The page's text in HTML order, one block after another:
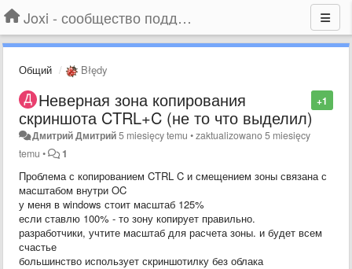
Joxi - сообщество поддержки
Общий Błędy
+1
Неверная зона копирования
скриншота CTRL+C (не то что выделил)
Дмитрий Дмитрий5 miesięcy temu •zaktualizowano5 miesięcy
temu • 1
Проблема с копированием CTRL C и смещением зоны связана с
масштабом внутри OC
у меня в windows стоит масштаб 125%
если ставлю 100% - то зону копирует правильно.
разработчики, учтите масштаб для расчета зоны. и будет всем
счастье
большинство использует скриншотилку без облака